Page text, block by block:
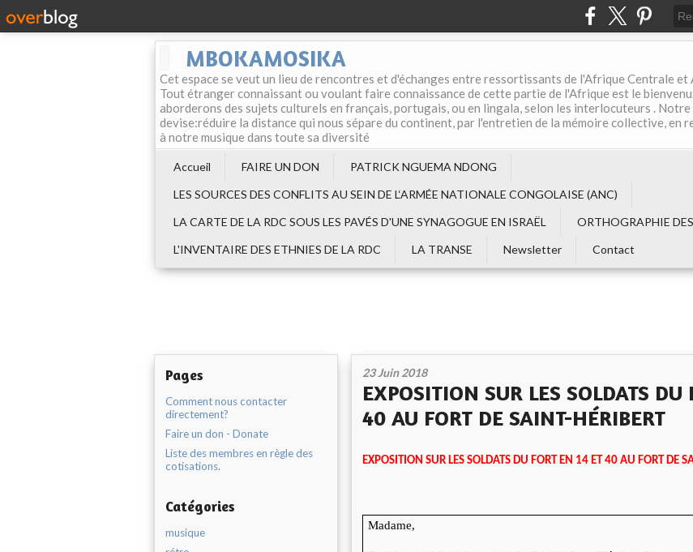
MBOKAMOSIKA
Cet espace se veut un lieu de rencontres et d'échanges entre ressortissants de l'Afrique Centrale et
Tout étranger connaissant ou voulant faire connaissance de cette partie de l'Afrique est le
aborderons des sujets culturels en français, portugais, ou en lingala, selon les interlocuteurs . Notre
devise:réduire la distance qui nous sépare du continent, par l'entretien de la mémoire collective, en
à notre musique dans toute sa diversité
Accueil FAIRE UN DON
PATRICK NGUEMA NDONG
LES SOURCES DES CONFLITS AU SEIN DE L‘ARMÉE NATIONALE CONGOLAISE (ANC)
LA CARTE DE LA RDC SOUS LES PAVÉS D'UNE SYNAGOGUE EN ISRAËL
ORTHOGRAPHIE
L'INVENTAIRE DES ETHNIES DE LA RDC
LA TRANSE Newsletter Contact
Pages
Comment nous contacter
directement?
Faire un don - Donate
Liste des membres en règle des
cotisations.
Catégories
musique
23 Juin 2018
EXPOSITION SUR LES SOLDATS DU
40 AU FORT DE SAINT-HÉRIBERT
EXPOSITION SUR LES SOLDATS DU FORT EN 14 ET 40 AU FORT DE
Madame,